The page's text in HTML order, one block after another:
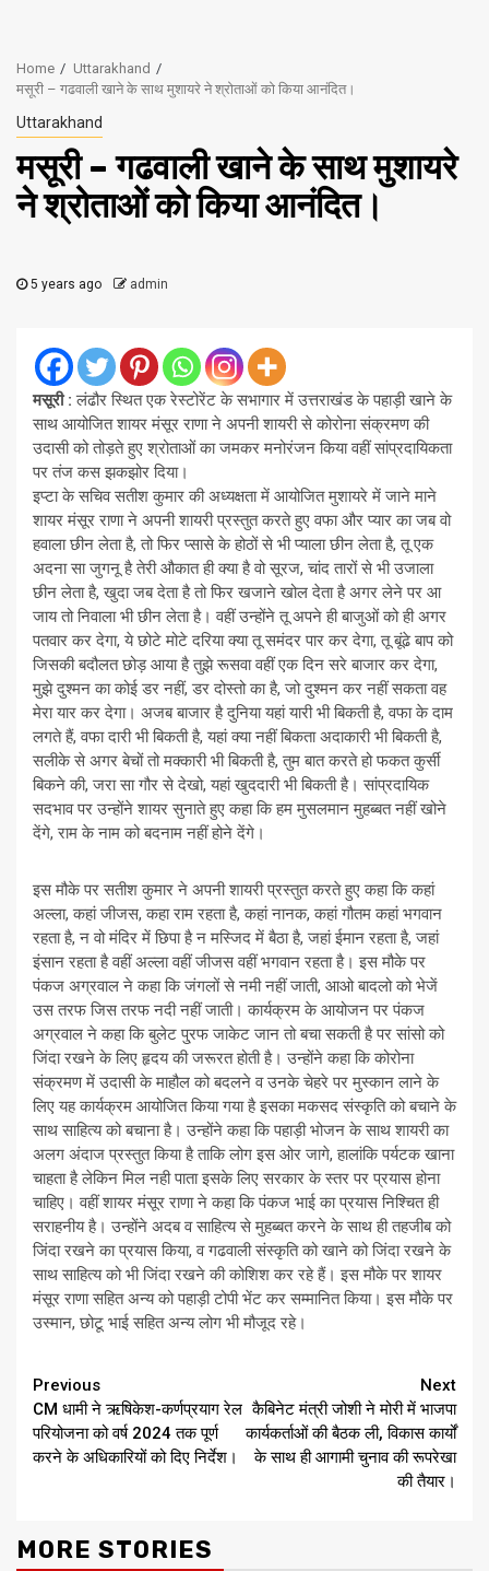
Home
Uttarakhand
मसूरी – गढवाली खाने के साथ मुशायरे ने श्रोताओं को किया आनंदित।
Uttarakhand
मसूरी – गढवाली खाने के साथ मुशायरे
ने श्रोताओं को किया आनंदित।
5 years ago admin
मसूरी : लंढौर स्थित एक रेस्टोरेंट के सभागार में उत्तराखंड के पहाड़ी खाने के
साथ आयोजित शायर मंसूर राणा ने अपनी शायरी से कोरोना संक्रमण की
उदासी को तोड़ते हुए श्रोताओं का जमकर मनोरंजन किया वहीं सांप्रदायिकता
पर तंज कस झकझोर दिया।
इप्टा के सचिव सतीश कुमार की अध्यक्षता में आयोजित मुशायरे में जाने माने
शायर मंसूर राणा ने अपनी शायरी प्रस्तुत करते हुए वफा और प्यार का जब वो
हवाला छीन लेता है, तो फिर प्सासे के होठों से भी प्याला छीन लेता है, तू एक
अदना सा जुगनू है तेरी औकात ही क्या है वो सूरज, चांद तारों से भी उजाला
छीन लेता है, खुदा जब देता है तो फिर खजाने खोल देता है अगर लेने पर आ
जाय तो निवाला भी छीन लेता है। वहीं उन्होंने तू अपने ही बाजुओं को ही अगर
पतवार कर देगा, ये छोटे मोटे दरिया क्या तू समंदर पार कर देगा, तू बूंढे बाप को
जिसकी बदौलत छोड़ आया है तुझे रूसवा वहीं एक दिन सरे बाजार कर देगा,
मुझे दुश्मन का कोई डर नहीं, डर दोस्तो का है, जो दुश्मन कर नहीं सकता वह
मेरा यार कर देगा। अजब बाजार है दुनिया यहां यारी भी बिकती है, वफा के दाम
लगते हैं, वफा दारी भी बिकती है, यहां क्या नहीं बिकता अदाकारी भी बिकती है,
सलीके से अगर बेचों तो मक्कारी भी बिकती है, तुम बात करते हो फकत कुर्सी
बिकने की, जरा सा गौर से देखो, यहां खुददारी भी बिकती है। सांप्रदायिक
सदभाव पर उन्होंने शायर सुनाते हुए कहा कि हम मुसलमान मुहब्बत नहीं खोने
देंगे, राम के नाम को बदनाम नहीं होने देंगे।
इस मौके पर सतीश कुमार ने अपनी शायरी प्रस्तुत करते हुए कहा कि कहां
अल्ला, कहां जीजस, कहा राम रहता है, कहां नानक, कहां गौतम कहां भगवान
रहता है, न वो मंदिर में छिपा है न मस्जिद में बैठा है, जहां ईमान रहता है, जहां
इंसान रहता है वहीं अल्ला वहीं जीजस वहीं भगवान रहता है। इस मौके पर
पंकज अग्रवाल ने कहा कि जंगलों से नमी नहीं जाती, आओ बादलो को भेजें
उस तरफ जिस तरफ नदी नहीं जाती। कार्यक्रम के आयोजन पर पंकज
अग्रवाल ने कहा कि बुलेट पु्रफ जाकेट जान तो बचा सकती है पर सांसो को
जिंदा रखने के लिए हृदय की जरूरत होती है। उन्होंने कहा कि कोरोना
संक्रमण में उदासी के माहौल को बदलने व उनके चेहरे पर मुस्कान लाने के
लिए यह कार्यक्रम आयोजित किया गया है इसका मकसद संस्कृति को बचाने के
साथ साहित्य को बचाना है। उन्होंने कहा कि पहाड़ी भोजन के साथ शायरी का
अलग अंदाज प्रस्तुत किया है ताकि लोग इस ओर जागे, हालांकि पर्यटक खाना
चाहता है लेकिन मिल नही पाता इसके लिए सरकार के स्तर पर प्रयास होना
चाहिए। वहीं शायर मंसूर राणा ने कहा कि पंकज भाई का प्रयास निश्चित ही
सराहनीय है। उन्होंने अदब व साहित्य से मुहब्बत करने के साथ ही तहजीब को
जिंदा रखने का प्रयास किया, व गढवाली संस्कृति को खाने को जिंदा रखने के
साथ साहित्य को भी जिंदा रखने की कोशिश कर रहे हैं। इस मौके पर शायर
मंसूर राणा सहित अन्य को पहाड़ी टोपी भेंट कर सम्मानित किया। इस मौके पर
उस्मान, छोटू भाई सहित अन्य लोग भी मौजूद रहे।
Continue
Reading
Previous
CM धामी ने ऋषिकेश-कर्णप्रयाग रेल
परियोजना को वर्ष 2024 तक पूर्ण
करने के अधिकारियों को दिए निर्देश।
Next
कैबिनेट मंत्री जोशी ने मोरी में भाजपा
कार्यकर्ताओं की बैठक ली, विकास कार्यों
के साथ ही आगामी चुनाव की रूपरेखा
की तैयार।
MORE STORIES